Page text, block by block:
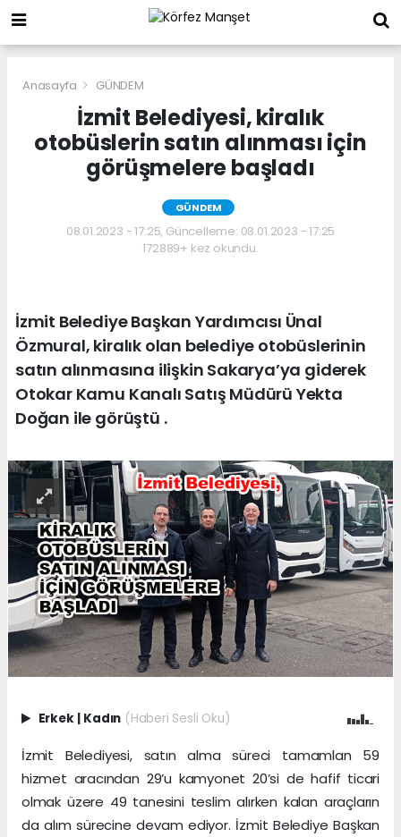
Anasayfa GÜNDEM
İzmit Belediyesi, kiralık
otobüslerin satın alınması için
görüşmelere başladı
GÜNDEM
08.01.2023 - 17:25, Güncelleme: 08.01.2023 - 17:25
172889+ kez okundu.
İzmit Belediye Başkan Yardımcısı Ünal
Özmural, kiralık olan belediye otobüslerinin
satın alınmasına ilişkin Sakarya’ya giderek
Otokar Kamu Kanalı Satış Müdürü Yekta
Doğan ile görüştü .
Erkek | Kadın (Haberi Sesli Oku)
İzmit Belediyesi, satın alma süreci tamamlan 59
hizmet aracından 29’u kamyonet 20’si de hafif ticari
olmak üzere 49 tanesini teslim alırken kalan araçların
da alım sürecine devam ediyor. İzmit Belediye Başkan